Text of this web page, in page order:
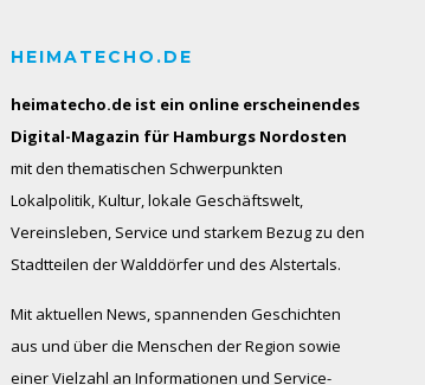
HEIMATECHO.DE
heimatecho.de ist ein online erscheinendes
Digital-Magazin für Hamburgs Nordosten
mit den thematischen Schwerpunkten
Lokalpolitik, Kultur, lokale Geschäftswelt,
Vereinsleben, Service und starkem Bezug zu den
Stadtteilen der Walddörfer und des Alstertals.
Mit aktuellen News, spannenden Geschichten
aus und über die Menschen der Region sowie
einer Vielzahl an Informationen und Service-